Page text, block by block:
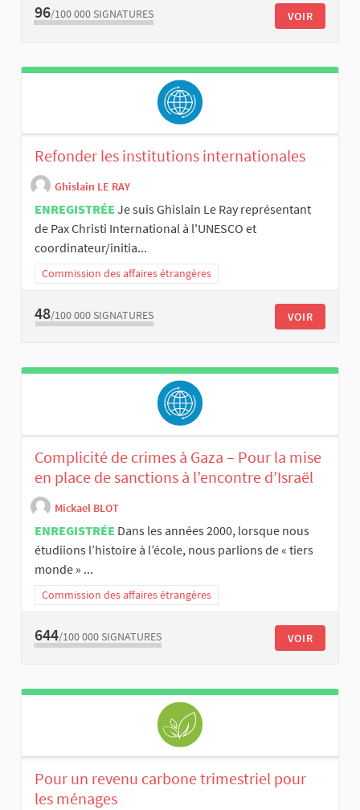
96/100 000 SIGNATURES VOIR
Refonder les institutions internationales
Ghislain LE RAY
ENREGISTRÉE Je suis Ghislain Le Ray représentant
de Pax Christi International à l'UNESCO et
coordinateur/initia...
Commission des affaires étrangères
48/100 000 SIGNATURES VOIR
Complicité de crimes à Gaza – Pour la mise
en place de sanctions à l’encontre d’Israël
Mickael BLOT
ENREGISTRÉE Dans les années 2000, lorsque nous
étudiions l’histoire à l’école, nous parlions de « tiers
monde » ...
Commission des affaires étrangères
644/100 000 SIGNATURES VOIR
Pour un revenu carbone trimestriel pour
les ménages